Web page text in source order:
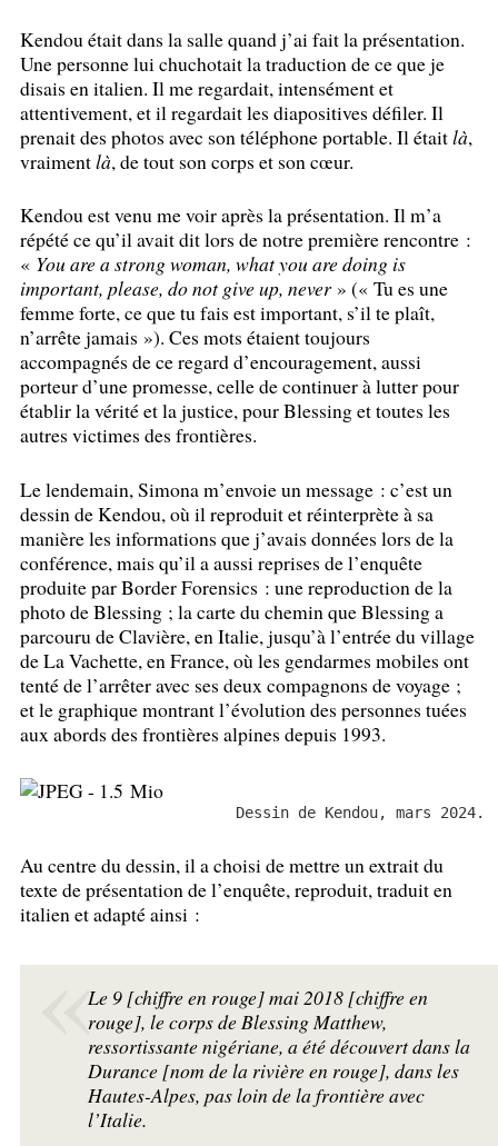
Kendou était dans la salle quand j’ai fait la présentation.
Une personne lui chuchotait la traduction de ce que je
disais en italien. Il me regardait, intensément et
attentivement, et il regardait les diapositives défiler. Il
prenait des photos avec son téléphone portable. Il étaitlà,
vraimentlà, de tout son corps et son cœur.
Kendou est venu me voir après la présentation. Il m’a
répété ce qu’il avait dit lors de notre première rencontre :
« You are a strong woman, what you are doing is
important, please, do not give up, never » (« Tu es une
femme forte, ce que tu fais est important, s’il te plaît,
n’arrête jamais »). Ces mots étaient toujours
accompagnés de ce regard d’encouragement, aussi
porteur d’une promesse, celle de continuer à lutter pour
établir la vérité et la justice, pour Blessing et toutes les
autres victimes des frontières.
Le lendemain, Simona m’envoie un message : c’est un
dessin de Kendou, où il reproduit et réinterprète à sa
manière les informations que j’avais données lors de la
conférence, mais qu’il a aussi reprises de l’enquête
produite par Border Forensics : une reproduction de la
photo de Blessing ; la carte du chemin que Blessing a
parcouru de Clavière, en Italie, jusqu’à l’entrée du village
de La Vachette, en France, où les gendarmes mobiles ont
tenté de l’arrêter avec ses deux compagnons de voyage ;
et le graphique montrant l’évolution des personnes tuées
aux abords des frontières alpines depuis 1993.
Dessin de Kendou, mars 2024.
Au centre du dessin, il a choisi de mettre un extrait du
texte de présentation de l’enquête, reproduit, traduit en
italien et adapté ainsi :
Le 9 [chiffre en rouge] mai 2018 [chiffre en
rouge], le corps de Blessing Matthew,
ressortissante nigériane, a été découvert dans la
Durance [nom de la rivière en rouge], dans les
Hautes-Alpes, pas loin de la frontière avec
l’Italie.